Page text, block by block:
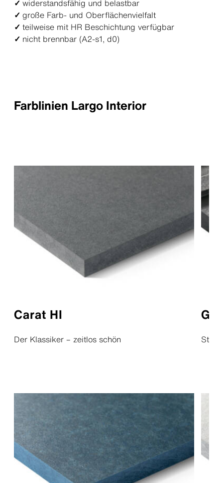
✓ widerstandsfähig und belastbar
✓ große Farb- und Oberflächenvielfalt
✓ teilweise mit HR Beschichtung verfügbar
✓ nicht brennbar (A2-s1, d0)
Farblinien Largo Interior
Carat HI
Der Klassiker – zeitlos schön